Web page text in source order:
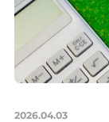
2026.04.03